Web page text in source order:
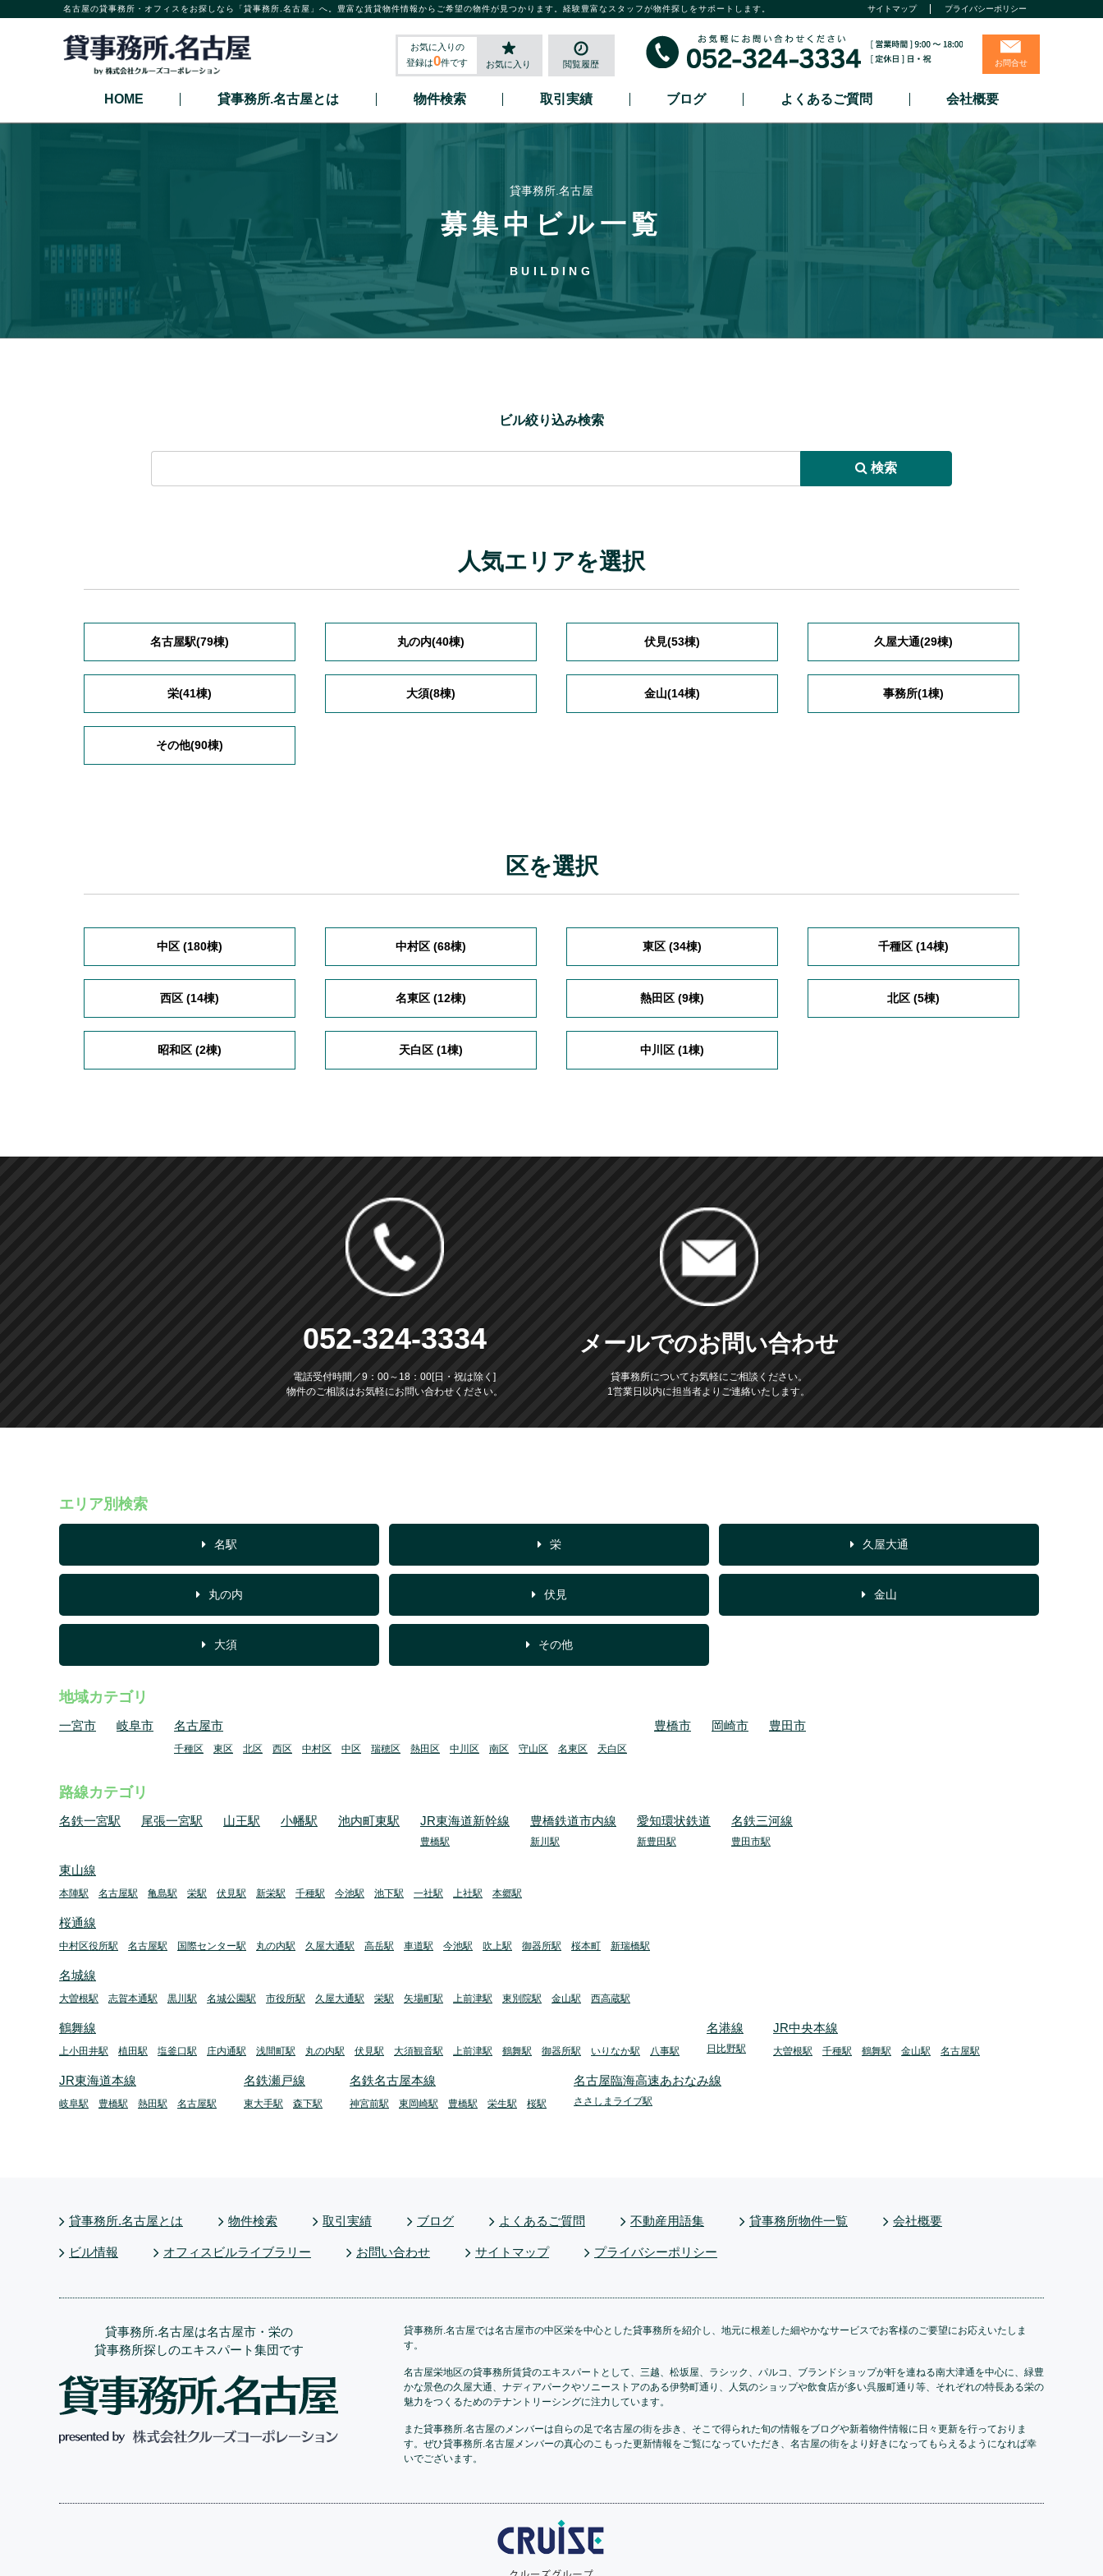
名古屋の貸事務所・オフィスをお探しなら「貸事務所.名古屋」へ。豊富な賃貸物件情報からご希望の物件が見つかります。経験豊富なスタッフが物件探しをサポートします。 サイトマップ プライバシーポリシー
お気に入りの
登録は0件です お気に入り 閲覧履歴 お問合せ
HOME 貸事務所.名古屋とは 物件検索 取引実績 ブログ よくあるご質問 会社概要
貸事務所.名古屋
募集中ビル一覧
BUILDING
ビル絞り込み検索
検索
人気エリアを選択
名古屋駅(79棟) 丸の内(40棟) 伏見(53棟) 久屋大通(29棟)
栄(41棟) 大須(8棟) 金山(14棟) 事務所(1棟)
その他(90棟)
区を選択
中区 (180棟) 中村区 (68棟) 東区 (34棟) 千種区 (14棟)
西区 (14棟) 名東区 (12棟) 熱田区 (9棟) 北区 (5棟)
昭和区 (2棟) 天白区 (1棟) 中川区 (1棟)
052-324-3334
電話受付時間／9：00～18：00[日・祝は除く]
物件のご相談はお気軽にお問い合わせください。
メールでのお問い合わせ
貸事務所についてお気軽にご相談ください。
1営業日以内に担当者よりご連絡いたします。
エリア別検索
名駅 栄 久屋大通
丸の内 伏見 金山
大須 その他
地域カテゴリ
一宮市 岐阜市 名古屋市
千種区 東区 北区 西区 中村区 中区 瑞穂区 熱田区 中川区 南区 守山区 名東区 天白区
豊橋市 岡崎市 豊田市
路線カテゴリ
名鉄一宮駅 尾張一宮駅 山王駅 小幡駅 池内町東駅 JR東海道新幹線
豊橋駅
豊橋鉄道市内線
新川駅
愛知環状鉄道
新豊田駅
名鉄三河線
豊田市駅
東山線
本陣駅 名古屋駅 亀島駅 栄駅 伏見駅 新栄駅 千種駅 今池駅 池下駅 一社駅 上社駅 本郷駅
桜通線
中村区役所駅 名古屋駅 国際センター駅 丸の内駅 久屋大通駅 高岳駅 車道駅 今池駅 吹上駅 御器所駅 桜本町 新瑞橋駅
名城線
大曽根駅 志賀本通駅 黒川駅 名城公園駅 市役所駅 久屋大通駅 栄駅 矢場町駅 上前津駅 東別院駅 金山駅 西高蔵駅
鶴舞線
上小田井駅 植田駅 塩釜口駅 庄内通駅 浅間町駅 丸の内駅 伏見駅 大須観音駅 上前津駅 鶴舞駅 御器所駅 いりなか駅 八事駅
名港線
日比野駅
JR中央本線
大曽根駅 千種駅 鶴舞駅 金山駅 名古屋駅
JR東海道本線
岐阜駅 豊橋駅 熱田駅 名古屋駅
名鉄瀬戸線
東大手駅 森下駅
名鉄名古屋本線
神宮前駅 東岡崎駅 豊橋駅 栄生駅 桜駅
名古屋臨海高速あおなみ線
ささしまライブ駅
貸事務所.名古屋とは 物件検索 取引実績 ブログ よくあるご質問 不動産用語集 貸事務所物件一覧 会社概要
ビル情報 オフィスビルライブラリー お問い合わせ サイトマップ プライバシーポリシー
貸事務所.名古屋は名古屋市・栄の
貸事務所探しのエキスパート集団です
貸事務所.名古屋では名古屋市の中区栄を中心とした貸事務所を紹介し、地元に根差した細やかなサービスでお客様のご要望にお応えいたしま
す。
名古屋栄地区の貸事務所賃貸のエキスパートとして、三越、松坂屋、ラシック、パルコ、ブランドショップが軒を連ねる南大津通を中心に、緑豊
かな景色の久屋大通、ナディアパークやソニーストアのある伊勢町通り、人気のショップや飲食店が多い呉服町通り等、それぞれの特長ある栄の
魅力をつくるためのテナントリーシングに注力しています。
また貸事務所.名古屋のメンバーは自らの足で名古屋の街を歩き、そこで得られた旬の情報をブログや新着物件情報に日々更新を行っておりま
す。ぜひ貸事務所.名古屋メンバーの真心のこもった更新情報をご覧になっていただき、名古屋の街をより好きになってもらえるようになれば幸
いでございます。